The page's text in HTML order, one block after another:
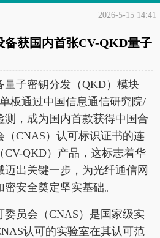
2026-5-15 14:41
备获国内首张CV-QKD量子
量子密钥分发（QKD）模块
板通过中国信息通信研究院/
测，成为国内首款获得中国合
CNAS）认可标识证书的连
QKD）产品，这标志着华
出关键一步，为光纤通信网
安全奠定坚实基础。
员会（CNAS）是国家级实
认可的实验室在其认可范